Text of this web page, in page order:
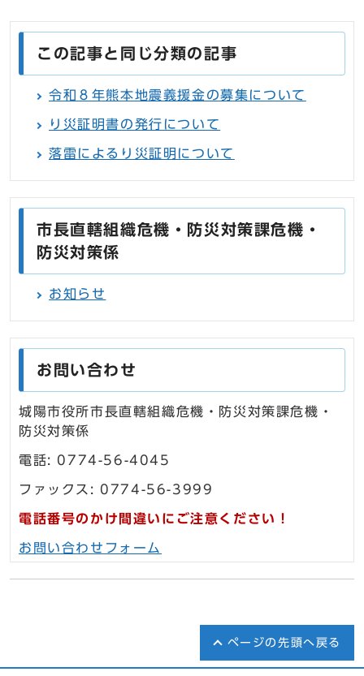
この記事と同じ分類の記事
令和８年熊本地震義援金の募集について
り災証明書の発行について
落雷によるり災証明について
市長直轄組織危機・防災対策課危機・
防災対策係
お知らせ
お問い合わせ
城陽市役所市長直轄組織危機・防災対策課危機・
防災対策係
電話: 0774-56-4045
ファックス: 0774-56-3999
電話番号のかけ間違いにご注意ください！
お問い合わせフォーム
ページの先頭へ戻る